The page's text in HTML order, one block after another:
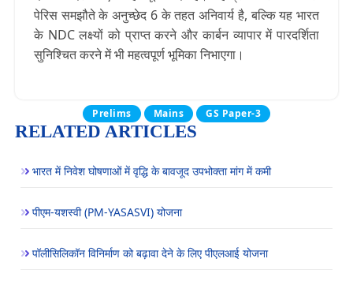
पेरिस समझौते के अनुच्छेद 6 के तहत अनिवार्य है, बल्कि यह भारत
के NDC लक्ष्यों को प्राप्त करने और कार्बन व्यापार में पारदर्शिता
सुनिश्चित करने में भी महत्वपूर्ण भूमिका निभाएगा।
Prelims Mains GS Paper-3
RELATED ARTICLES
भारत में निवेश घोषणाओं में वृद्धि के बावजूद उपभोक्ता मांग में कमी
पीएम-यशस्वी (PM-YASASVI) योजना
पॉलीसिलिकॉन विनिर्माण को बढ़ावा देने के लिए पीएलआई योजना